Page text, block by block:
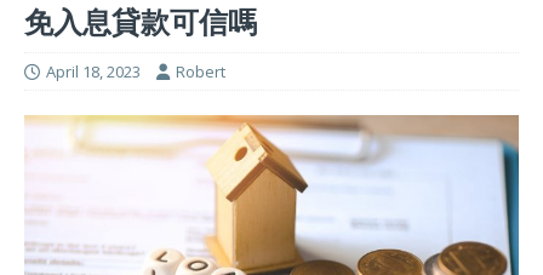
免入息貸款可信嗎
April 18, 2023 Robert